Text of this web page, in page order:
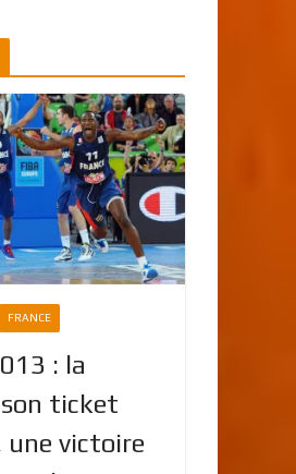
FRANCE
: la
son ticket
une victoire